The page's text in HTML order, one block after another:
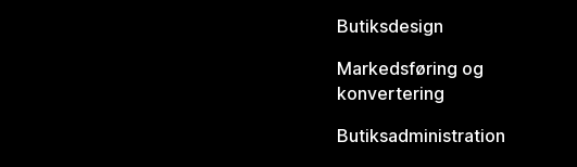
Butiksdesign
Markedsføring og
konvertering
Butiksadministration